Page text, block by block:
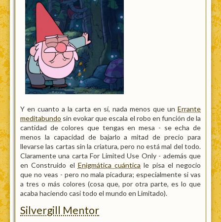
Y en cuanto a la carta en sí, nada menos que un Errante
meditabundo sin evokar que escala el robo en función de la
cantidad de colores que tengas en mesa - se echa de
menos la capacidad de bajarlo a mitad de precio para
llevarse las cartas sin la criatura, pero no está mal del todo.
Claramente una carta For Limited Use Only - además que
en Construido el Enigmática cuántica le pisa el negocio
que no veas - pero no mala picadura; especialmente si vas
a tres o más colores (cosa que, por otra parte, es lo que
acaba haciendo casi todo el mundo en Limitado).
Silvergill Mentor